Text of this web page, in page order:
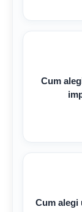
Cum
Cum alegi